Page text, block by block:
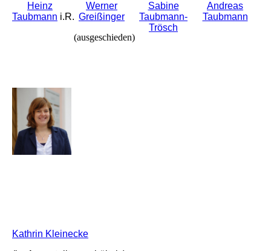
Heinz
Taubmann i.R.
Werner
Greißinger
(ausgeschieden)
Sabine
Taubmann-
Trösch
Andreas
Taubmann
Kathrin Kleinecke